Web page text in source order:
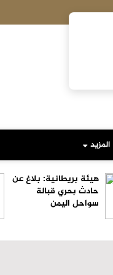
المزيد
هيئة بريطانية: بلاغ عن
حادث بحري قبالة
سواحل اليمن